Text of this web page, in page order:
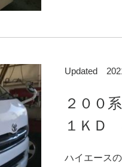
Updated
２００
１ＫＤ
ハイエース